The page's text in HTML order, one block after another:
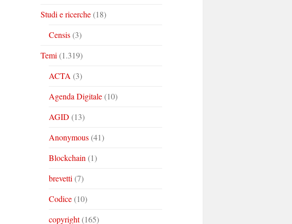
Studi e ricerche(18)
Censis(3)
Temi (1.319)
ACTA (3)
Agenda Digitale(10)
AGID (13)
Anonymous(41)
Blockchain (1)
brevetti (7)
Codice(10)
copyright(165)